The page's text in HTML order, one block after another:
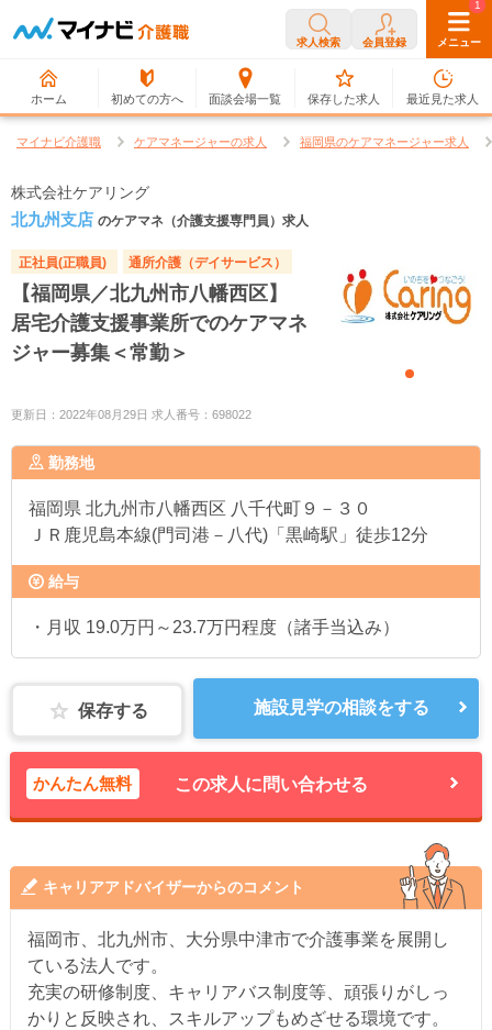
求人検索 会員登録 メニュー
ホーム 初めての方へ 面談会場一覧
0
保存した求人
1
最近見た求人
マイナビ介護職 ケアマネージャーの求人 福岡県のケアマネージャー求人
株式会社ケアリング
北九州支店 のケアマネ（介護支援専門員）求人
正社員(正職員) 通所介護（デイサービス）
【福岡県／北九州市八幡西区】
居宅介護支援事業所でのケアマネ
ジャー募集＜常勤＞
更新日：2022年08月29日 求人番号：698022
勤務地
福岡県 北九州市八幡西区 八千代町９－３０
ＪＲ鹿児島本線(門司港－八代)「黒崎駅」徒歩12分
給与
・月収 19.0万円～23.7万円程度（諸手当込み）
保存する 施設見学の相談をする
かんたん無料 この求人に問い合わせる
キャリアアドバイザーからのコメント
福岡市、北九州市、大分県中津市で介護事業を展開し
ている法人です。
充実の研修制度、キャリアバス制度等、頑張りがしっ
かりと反映され、スキルアップもめざせる環境です。